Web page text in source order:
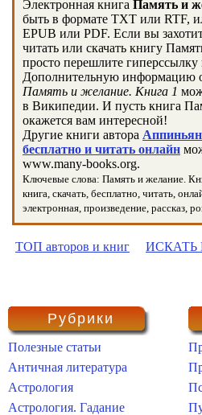
Электронная книга Память и
быть в формате TXT или RTF,
EPUB или PDF. Если вы
читать или скачать книгу
просто перешлите гиперссылку
Дополнительную информацию
Память и желание. Книга 1
в Википедии. И пусть книга
окажется вам интересной!
Другие книги автора
бесплатно и читать онлайн
www.many-books.org.
Ключевые слова: Память и желание.
книга, скачать, бесплатно, читать,
электронная, произведение, рассказ,
ТОП авторов и книг ИСКАТЬ
Рубрики
Полезные статьи
Античная литература
Астрология
Астрология. Гадание